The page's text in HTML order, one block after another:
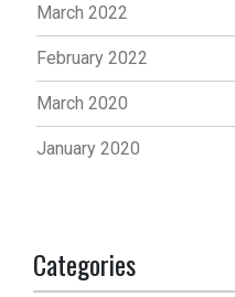
March 2022
February 2022
March 2020
January 2020
Categories